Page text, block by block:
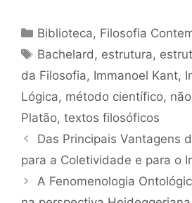
Categorias
Biblioteca, Filosofia
Tags
Bachelard, estrutura,
da Filosofia, Immanoel Kant,
Lógica, método científico,
Platão, textos filosóficos
Das Principais Vantagens
para a Coletividade e para o
A Fenomenologia